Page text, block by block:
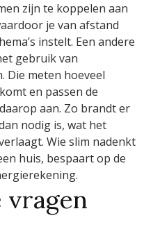
zijn te koppelen aan
je van afstand
instelt. Een andere
gebruik van
Die meten hoeveel
en passen de
aan. Zo brandt er
nodig is, wat het
Wie slim nadenkt
huis, bespaart op de
vragen